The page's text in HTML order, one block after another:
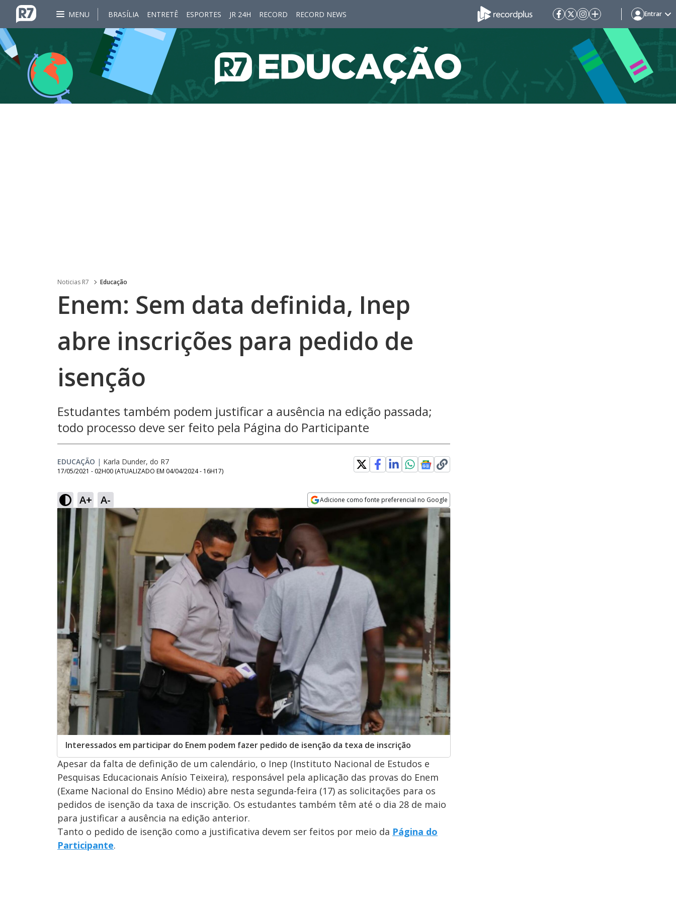
MENU BRASÍLIA ENTRETÊ ESPORTES JR 24H RECORD RECORD NEWS Entrar
Noticias R7 Educação
Enem: Sem data definida, Inep
abre inscrições para pedido de
isenção
Estudantes também podem justificar a ausência na edição passada;
todo processo deve ser feito pela Página do Participante
EDUCAÇÃO | Karla Dunder, do R7
17/05/2021 - 02H00 (ATUALIZADO EM 04/04/2024 - 16H17)
A+ A- Adicione como fonte preferencial no Google
Opens in new window
Interessados em participar do Enem podem fazer pedido de isenção da texa de inscrição
Apesar da falta de definição de um calendário, o Inep (Instituto Nacional de Estudos e
Pesquisas Educacionais Anísio Teixeira), responsável pela aplicação das provas do Enem
(Exame Nacional do Ensino Médio) abre nesta segunda-feira (17) as solicitações para os
pedidos de isenção da taxa de inscrição. Os estudantes também têm até o dia 28 de maio
para justificar a ausência na edição anterior.
Tanto o pedido de isenção como a justificativa devem ser feitos por meio da Página do
Participante.